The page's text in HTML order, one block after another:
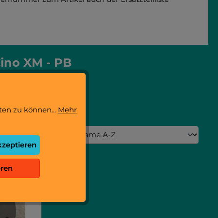
XM - PB
Zubehör.
zu können... Mehr